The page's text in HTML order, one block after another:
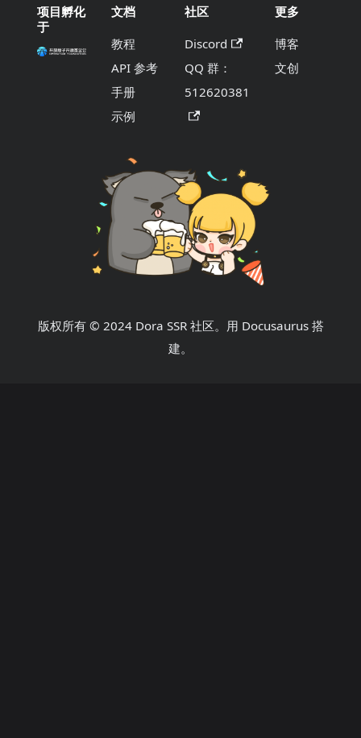
项目孵化
于
文档
教程
API 参考
手册
示例
社区
Discord
QQ 群：
512620381
更多
博客
文创
版权所有 © 2024 Dora SSR 社区。用 Docusaurus 搭
建。